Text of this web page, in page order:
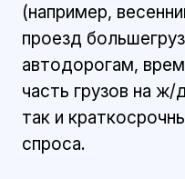
(например,
проезд
автодорогам,
часть грузов на
так и
спроса.